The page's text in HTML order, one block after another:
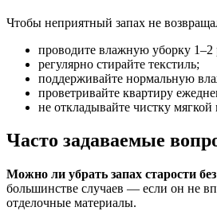
Чтобы неприятный запах не
проводите влажную уборку 1–2
регулярно стирайте текстиль;
поддерживайте нормальную
проветривайте квартиру
не откладывайте чистку
Часто задаваемые
Можно ли убрать запах старости
большинстве случаев — если он не
отделочные материалы.